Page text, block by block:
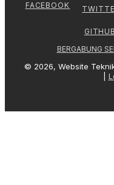
FACEBOOK
GITHUB
BERGABUNG
© 2026, Website